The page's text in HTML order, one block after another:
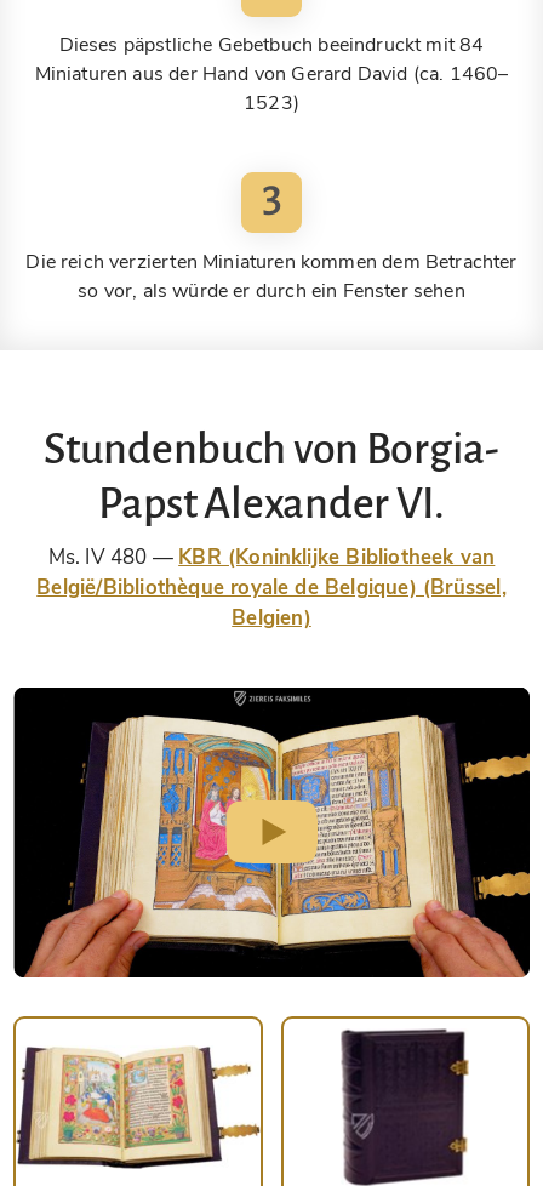
Dieses päpstliche Gebetbuch beeindruckt mit 84
Miniaturen aus der Hand von Gerard David (ca. 1460–
1523)
3
Die reich verzierten Miniaturen kommen dem Betrachter
so vor, als würde er durch ein Fenster sehen
Stundenbuch von Borgia-
Papst Alexander VI.
Ms. IV 480
KBR (Koninklijke Bibliotheek van
België/Bibliothèque royale de Belgique) (Brüssel,
Belgien)